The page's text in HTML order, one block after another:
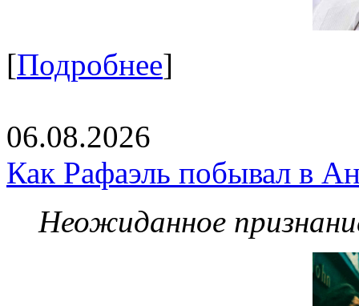
[Подробнее]
06.08.2026
Как Рафаэль побывал в
Неожиданное